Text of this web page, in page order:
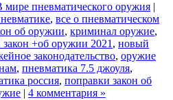
мире пневматического оружия |
, все о пневматическом
об оружии, криминал оружие,
+об оружии 2021 , новый
законодательство, оружие
, пневматика 7.5 джоуля,
россия, поправки закон об
| 4 комментария »